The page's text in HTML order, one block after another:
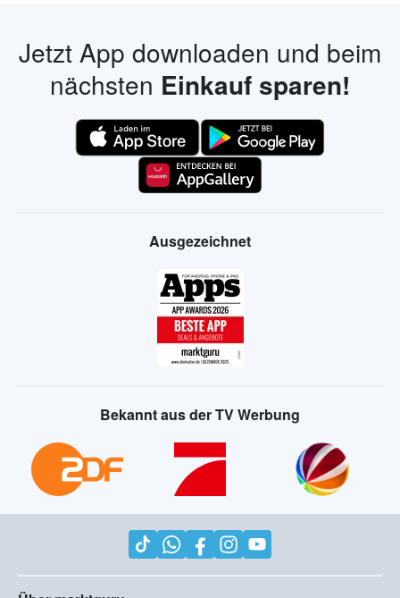
Jetzt App downloaden und beim
nächsten Einkauf sparen!
Ausgezeichnet
Bekannt aus der TV Werbung